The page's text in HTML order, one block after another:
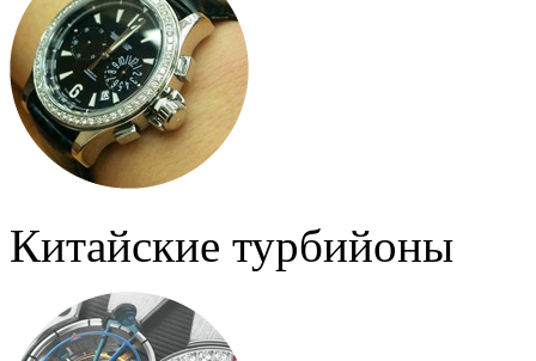
Китайские турбийоны